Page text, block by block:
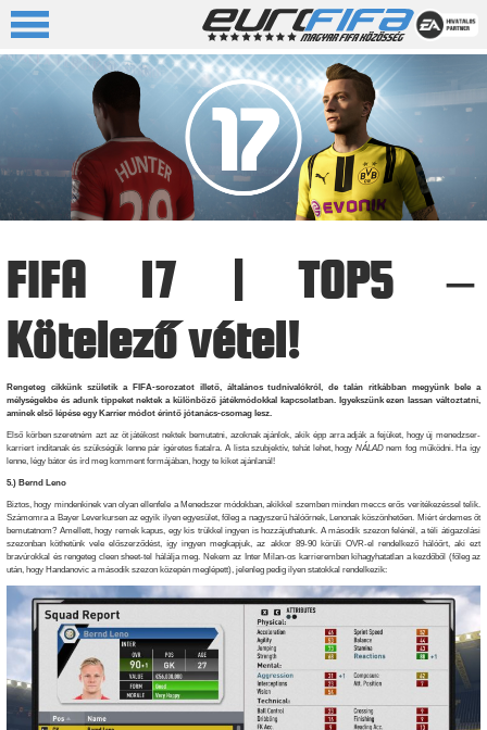
FIFA 17 | TOP5 –
Kötelező vétel!
Rengeteg cikkünk születik a FIFA-sorozatot illető, általános tudnivalókról, de talán ritkábban megyünk bele a
mélységekbe és adunk tippeket nektek a különböző játékmódokkal kapcsolatban. Igyekszünk ezen lassan változtatni,
aminek első lépése egy Karrier módot érintő jótanács-csomag lesz.
Első körben szeretném azt az öt játékost nektek bemutatni, azoknak ajánlok, akik épp arra adják a fejüket, hogy új menedzser-
karriert indítanak és szükségük lenne pár ígéretes fiatalra. A lista szubjektív, tehát lehet, hogy NÁLADnem fog működni. Ha így
lenne, légy bátor és írd meg komment formájában, hogy te kiket ajánlanál!
5.) Bernd Leno
Biztos, hogy mindenkinek van olyan ellenfele a Menedszer módokban, akikkel szemben minden meccs erős verítékezéssel telik.
Számomra a Bayer Leverkursen az egyik ilyen egyesület, főleg a nagyszerű hálóőrnek, Lenonak köszönhetően. Miért érdemes őt
bemutatnom? Amellett, hogy remek kapus, egy kis trükkel ingyen is hozzájuthatunk. A második szezon felénél, a téli átigazolási
szezonban köthetünk vele előszerződést, így ingyen megkapjuk, az akkor 89-90 körüli OVR-el rendelkező hálóőrt, aki ezt
bravúrokkal és rengeteg cleen sheet-tel hálálja meg. Nekem az Inter Milan-os karrieremben kihagyhatatlan a kezdőből (főleg az
után, hogy Handanovic a második szezon közepén meglépett), jelenleg pedig ilyen statokkal rendelkezik: